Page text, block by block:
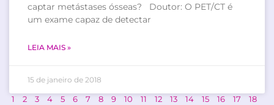
captar metástases ósseas? Doutor: O PET/CT é
um exame capaz de detectar
LEIA MAIS »
15 de janeiro de 2018
1 2 3 4 5 6 7 8 9 10 11 12 13 14 15 16 17
18